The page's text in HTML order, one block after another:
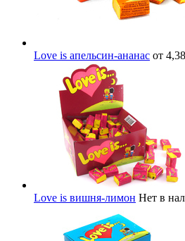
Love is апельсин-ананас от
Love is вишня-лимон Нет в